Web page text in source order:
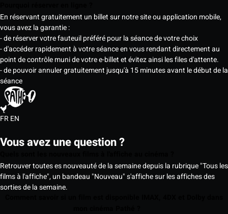
En réservant gratuitement un billet sur notre site ou application mobile,
vous avez la garantie :
- de réserver votre fauteuil préféré pour la séance de votre choix
- d'accéder rapidement à votre séance en vous rendant directement au
point de contrôle muni de votre e-billet et évitez ainsi les files d'attente.
- de pouvoir annuler gratuitement jusqu'à 15 minutes avant le début de la
séance
FREN
Vous avez une question ?
Retrouver toutes es nouveauté de la semaine depuis la rubrique "Tous les
films à l'affiche", un bandeau "Nouveau" s'affiche sur les affiches des
sorties de la semaine.